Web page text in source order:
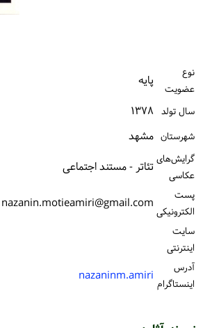
نوع
عضویت
پایه
سال تولد ۱۳۷۸
شهرستان مشهد
گرایش‌های
عکاسی
تئاتر - مستند اجتماعی
پست
الكترونیكی nazanin.motieamiri@gmail.com
سایت
اینترنتی
آدرس
اینستاگرام nazaninm.amiri